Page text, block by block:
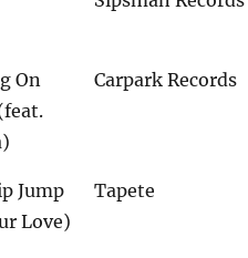
On
Carpark Records
Jump
Love)
Tapete